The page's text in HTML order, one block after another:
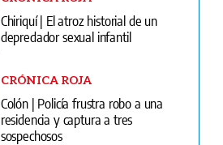
Chiriquí | El atroz historial de un
depredador sexual infantil
CRÓNICA ROJA
Colón | Policía frustra robo a una
residencia y captura a tres
sospechosos